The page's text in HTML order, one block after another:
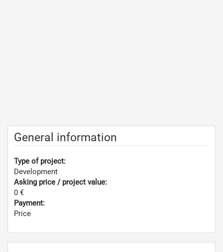
General information
Type of project:
Development
Asking price / project value:
0 €
Payment:
Price